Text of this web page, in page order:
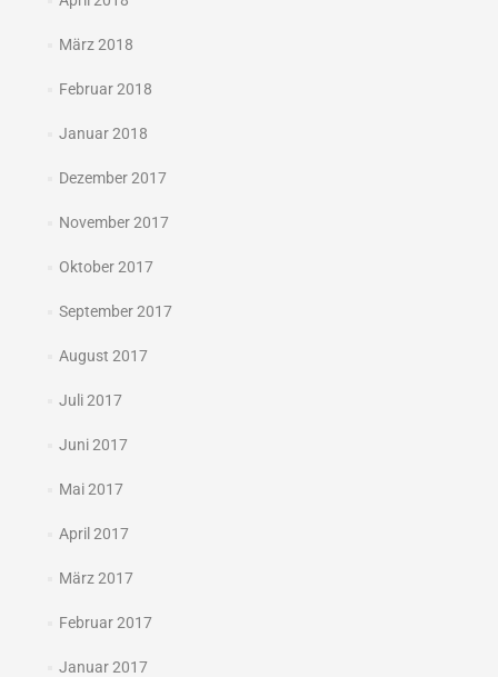
März 2018
Februar 2018
Januar 2018
Dezember 2017
November 2017
Oktober 2017
September 2017
August 2017
Juli 2017
Juni 2017
Mai 2017
April 2017
März 2017
Februar 2017
Januar 2017